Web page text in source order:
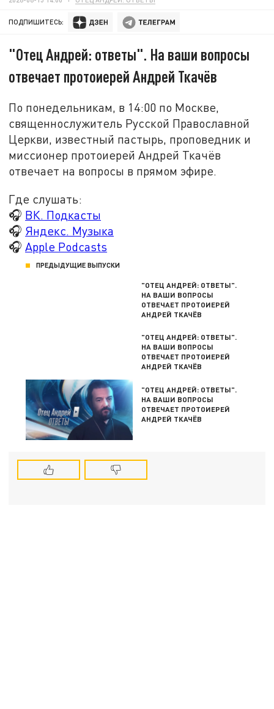
ПОДПИШИТЕСЬ:
"Отец Андрей: ответы". На ваши вопросы
отвечает протоиерей Андрей Ткачёв
По понедельникам, в 14:00 по Москве,
священнослужитель Русской Православной
Церкви, известный пастырь, проповедник и
миссионер протоиерей Андрей Ткачёв
отвечает на вопросы в прямом эфире.
Где слушать:
🎧 ВК. Подкасты
🎧 Яндекс. Музыка
🎧 Apple Podcasts
ПРЕДЫДУЩИЕ ВЫПУСКИ
"ОТЕЦ АНДРЕЙ: ОТВЕТЫ".
НА ВАШИ ВОПРОСЫ
ОТВЕЧАЕТ ПРОТОИЕРЕЙ
АНДРЕЙ ТКАЧЁВ
"ОТЕЦ АНДРЕЙ: ОТВЕТЫ".
НА ВАШИ ВОПРОСЫ
ОТВЕЧАЕТ ПРОТОИЕРЕЙ
АНДРЕЙ ТКАЧЁВ
"ОТЕЦ АНДРЕЙ: ОТВЕТЫ".
НА ВАШИ ВОПРОСЫ
ОТВЕЧАЕТ ПРОТОИЕРЕЙ
АНДРЕЙ ТКАЧЁВ